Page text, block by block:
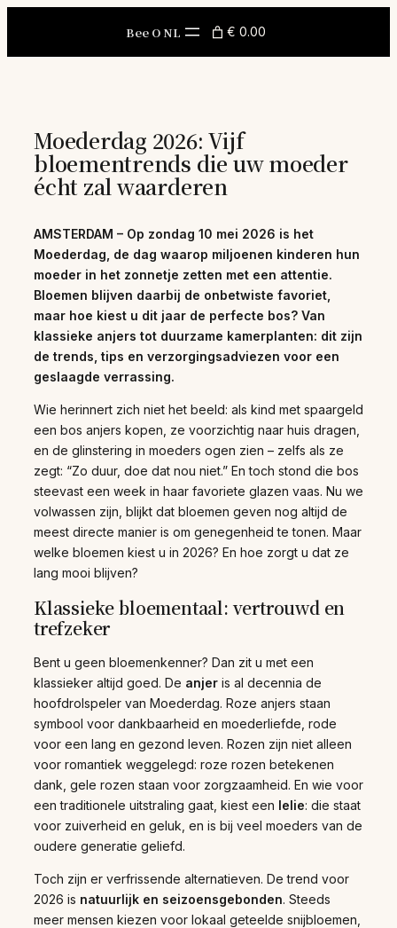
Bee O NL € 0.00
Moederdag 2026: Vijf
bloementrends die uw moeder
écht zal waarderen
AMSTERDAM – Op zondag 10 mei 2026 is het
Moederdag, de dag waarop miljoenen kinderen hun
moeder in het zonnetje zetten met een attentie.
Bloemen blijven daarbij de onbetwiste favoriet,
maar hoe kiest u dit jaar de perfecte bos? Van
klassieke anjers tot duurzame kamerplanten: dit zijn
de trends, tips en verzorgingsadviezen voor een
geslaagde verrassing.
Wie herinnert zich niet het beeld: als kind met spaargeld
een bos anjers kopen, ze voorzichtig naar huis dragen,
en de glinstering in moeders ogen zien – zelfs als ze
zegt: “Zo duur, doe dat nou niet.” En toch stond die bos
steevast een week in haar favoriete glazen vaas. Nu we
volwassen zijn, blijkt dat bloemen geven nog altijd de
meest directe manier is om genegenheid te tonen. Maar
welke bloemen kiest u in 2026? En hoe zorgt u dat ze
lang mooi blijven?
Klassieke bloementaal: vertrouwd en
trefzeker
Bent u geen bloemenkenner? Dan zit u met een
klassieker altijd goed. De anjer is al decennia de
hoofdrolspeler van Moederdag. Roze anjers staan
symbool voor dankbaarheid en moederliefde, rode
voor een lang en gezond leven. Rozen zijn niet alleen
voor romantiek weggelegd: roze rozen betekenen
dank, gele rozen staan voor zorgzaamheid. En wie voor
een traditionele uitstraling gaat, kiest een lelie: die staat
voor zuiverheid en geluk, en is bij veel moeders van de
oudere generatie geliefd.
Toch zijn er verfrissende alternatieven. De trend voor
2026 is natuurlijk en seizoensgebonden. Steeds
meer mensen kiezen voor lokaal geteelde snijbloemen,